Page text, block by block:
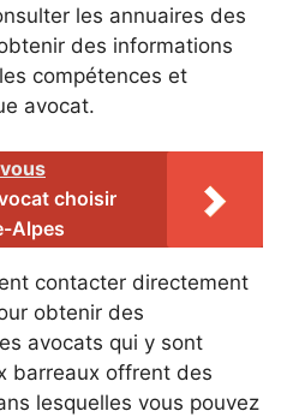
les annuaires des
des informations
compétences et
avocat.
choisir
Alpes
contacter directement
obtenir des
avocats qui y sont
barreaux offrent des
lesquelles vous pouvez